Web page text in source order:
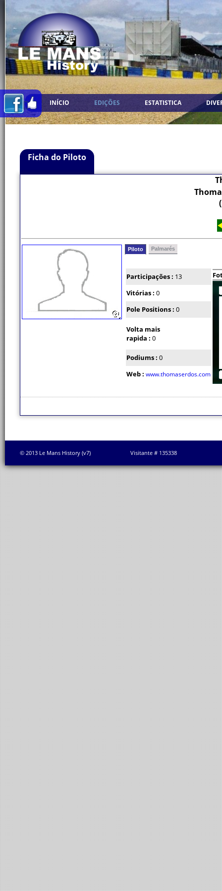
INÍCIO EDIÇÕES ESTATISTICA
Ficha do Piloto
Piloto Palmarés
Participações : 13
Vitórias : 0
Pole Positions : 0
Volta mais
rapida : 0
Podiums : 0
Web : www.thomaserdos.com
© 2013 Le Mans History (v7) Visitante # 135338